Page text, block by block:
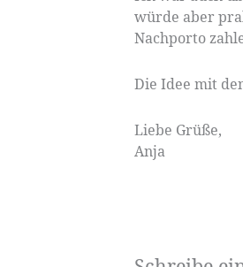
würde aber
Nachporto
Die Idee mit
Liebe Grüße,
Anja